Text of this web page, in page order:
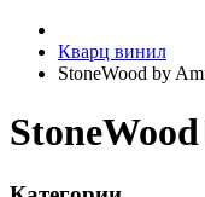
Кварц винил
StoneWood by